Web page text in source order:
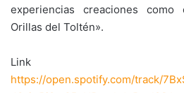
experiencias creaciones
Orillas del Toltén».
Link
https://open.spotify.com/track/